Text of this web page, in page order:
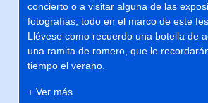
concierto o a visitar alguna de las
fotografías, todo en el marco de este
Llévese como recuerdo una botella de
una ramita de romero, que le
tiempo el verano.
+ Ver más